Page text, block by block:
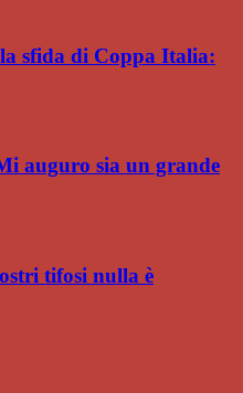
sfida di Coppa Italia:
auguro sia un grande
tifosi nulla è